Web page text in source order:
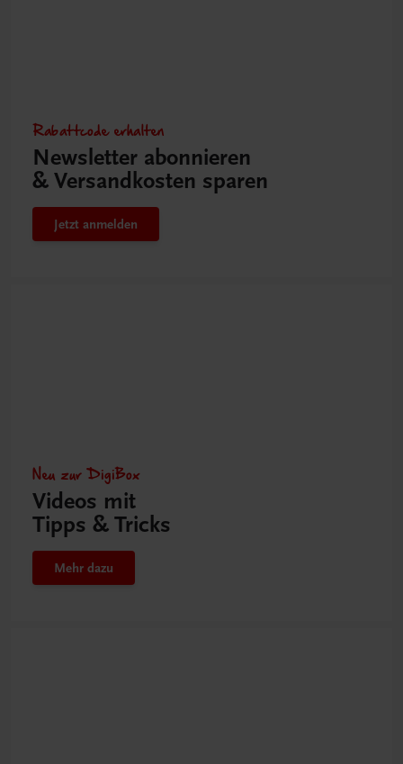
Rabattcode erhalten
Newsletter abonnieren
& Versandkosten sparen
Jetzt anmelden
Neu zur DigiBox
Videos mit
Tipps & Tricks
Mehr dazu